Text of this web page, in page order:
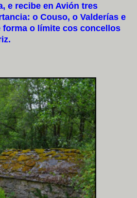
e recibe en Avión tres
o Couso, o Valderías e
forma o límite cos concellos